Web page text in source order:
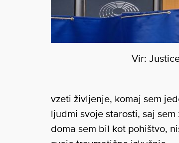
Vir:
vzeti življenje, komaj sem
ljudmi svoje starosti, saj
doma sem bil kot pohištvo,